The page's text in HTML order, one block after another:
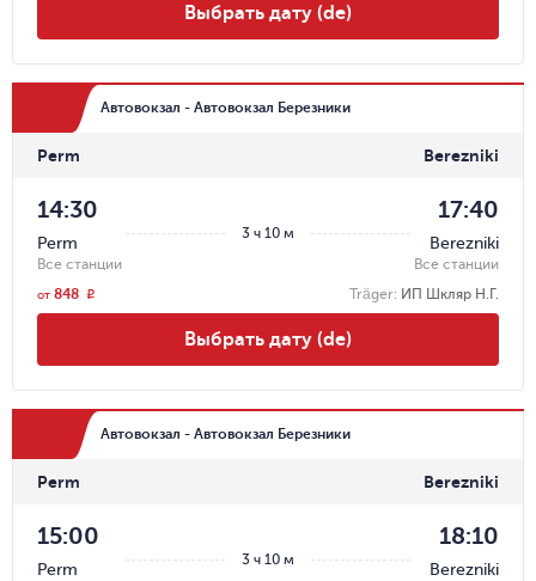
Выбрать дату (de)
Автовокзал - Автовокзал Березники
Perm Berezniki
3 ч 10 м
14:30
Perm
Все станции
17:40
Berezniki
Все станции
Träger: ИП Шкляр Н.Г.
от 848 r
Выбрать дату (de)
Автовокзал - Автовокзал Березники
Perm Berezniki
3 ч 10 м
15:00
Perm
18:10
Berezniki